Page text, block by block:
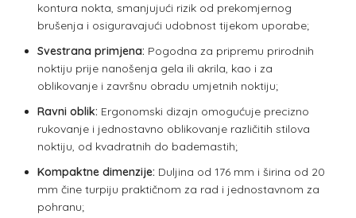
kontura nokta, smanjujući rizik od prekomjernog
brušenja i osiguravajući udobnost tijekom uporabe;
Svestrana primjena: Pogodna za pripremu prirodnih
noktiju prije nanošenja gela ili akrila, kao i za
oblikovanje i završnu obradu umjetnih noktiju;
Ravni oblik: Ergonomski dizajn omogućuje precizno
rukovanje i jednostavno oblikovanje različitih stilova
noktiju, od kvadratnih do bademastih;
Kompaktne dimenzije: Duljina od 176 mm i širina od 20
mm čine turpiju praktičnom za rad i jednostavnom za
pohranu;